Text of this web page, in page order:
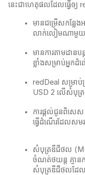
នេះជាហេតុផលដែលធ្វើឲ្យ
មានជម្រើសកន្លែ
លាក់លៀមណាមួយ
មានការតាមដាន
ខ្លាំងសម្រាប់អ្នកដំ
redDeal សម្រាប់
USD 2 លើសំបុត្រ
ការផ្តល់ជូនពិសេ
ធ្វើដំណើរដែលសម
សំបុត្រឌីជីថល
ចំណត់ថយន្ត គ្មានក
សំបុត្រឌីជីថលដែល